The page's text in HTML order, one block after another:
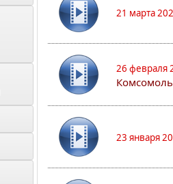
21 марта
26 февраля
23 января